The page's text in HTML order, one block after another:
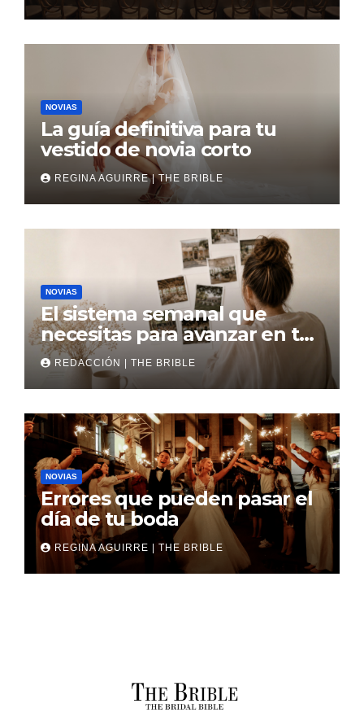
NOVIAS
La guía definitiva para tu
vestido de novia corto
REGINA AGUIRRE | THE BRIBLE
NOVIAS
El sistema semanal que
necesitas para avanzar en tu
boda
REDACCIÓN | THE BRIBLE
NOVIAS
Errores que pueden pasar el
día de tu boda
REGINA AGUIRRE | THE BRIBLE